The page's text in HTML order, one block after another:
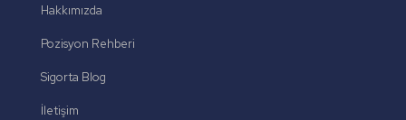
Hakkımızda
Pozisyon Rehberi
Sigorta Blog
İletişim